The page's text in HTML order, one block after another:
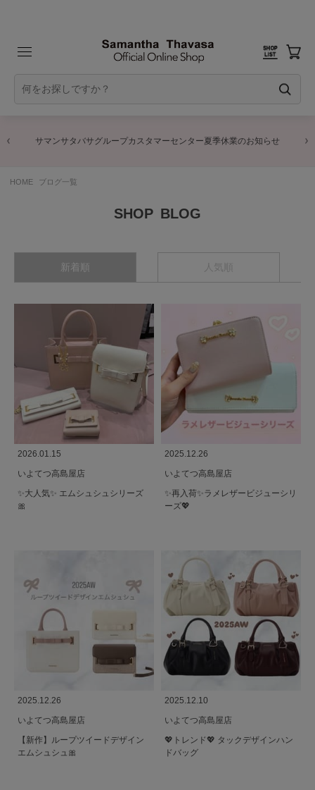
サマンサタバサグループカスタマーセンター夏季休業のお知らせ
HOME ブログ一覧
BLOG
新着順 人気順
2026.01.15
いよてつ高島屋店
✨️大人気✨️ エムシュシュシリーズ
🎀
2025.12.26
いよてつ高島屋店
✨再入荷✨ラメレザービジューシリ
ーズ💖
2025.12.26
いよてつ高島屋店
【新作】ループツイードデザイン
エムシュシュ🎀
2025.12.10
いよてつ高島屋店
💖トレンド💖 タックデザインハン
ドバッグ